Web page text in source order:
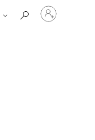
Đăng
nhập